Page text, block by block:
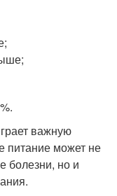
важную
питание может не
болезни, но и